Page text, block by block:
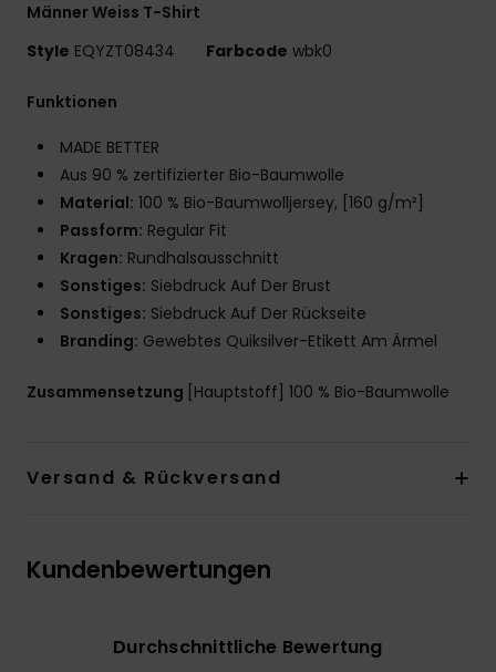
Männer Weiss T-Shirt
Style EQYZT08434 Farbcode wbk0
Funktionen
MADE BETTER
Aus 90 % zertifizierter Bio-Baumwolle
Material: 100 % Bio-Baumwolljersey, [160 g/m²]
Passform: Regular Fit
Kragen: Rundhalsausschnitt
Sonstiges: Siebdruck Auf Der Brust
Sonstiges: Siebdruck Auf Der Rückseite
Branding: Gewebtes Quiksilver-Etikett Am Ärmel
Zusammensetzung [Hauptstoff] 100 % Bio-Baumwolle
Versand & Rückversand
Kundenbewertungen
Durchschnittliche Bewertung